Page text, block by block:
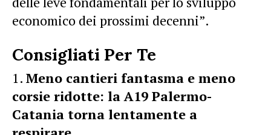
economico dei prossimi decenni”.
Consigliati Per Te
Meno cantieri fantasma e meno
corsie ridotte: la A19 Palermo-
Catania torna lentamente a